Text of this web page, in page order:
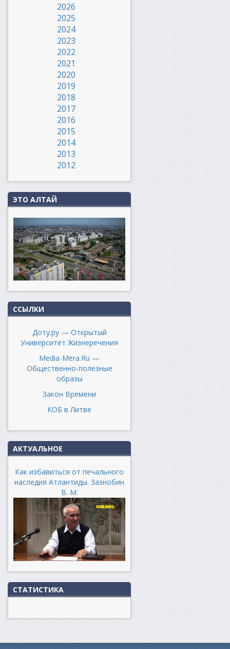
2026
2025
2024
2023
2022
2021
2020
2019
2018
2017
2016
2015
2014
2013
2012
ЭТО АЛТАЙ
ССЫЛКИ
Доту.ру — Открытый
Университет Жизнеречения
Media-Mera.Ru —
Общественно-полезные
образы
Закон Времени
КОБ в Литве
АКТУАЛЬНОЕ
Как избавиться от печального
наследия Атлантиды. Зазнобин
В. М.
СТАТИСТИКА